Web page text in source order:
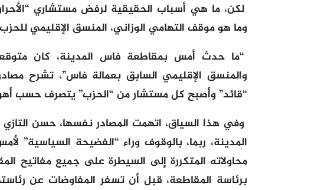
لكن، ما هي أسباب الحقيقية لرفض مستشاري
وما هو موقف التهامي الوزاني، المنسق الإقليمي
“ما حدث أمس بمقاطعة فاس المدينة، كان متوقعا
والمنسق الإقليمي السابق بعمالة فاس”، تشرح
“قائد” وأصبح كل مستشار من “الحزب” يتصرف حسب
وفي هذا السياق، اتهمت المصادر نفسها، حسن
المدينة، ربما، بالوقوف وراء “الفضيحة السياسية”
محاولاته المتكررة إلى السيطرة على جميع مفاتيح
برئاسة المقاطعة، قبل أن تسفر المفاوضات عن